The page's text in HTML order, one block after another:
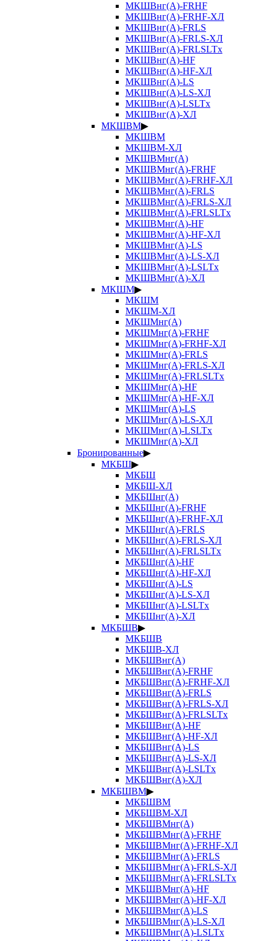
МКШВнг(А)-FRHF
МКШВнг(А)-FRHF-ХЛ
МКШВнг(А)-FRLS
МКШВнг(А)-FRLS-ХЛ
МКШВнг(А)-FRLSLTx
МКШВнг(А)-HF
МКШВнг(А)-HF-ХЛ
МКШВнг(А)-LS
МКШВнг(А)-LS-ХЛ
МКШВнг(А)-LSLTx
МКШВнг(А)-ХЛ
МКШВМ▶
МКШВМ
МКШВМ-ХЛ
МКШВМнг(А)
МКШВМнг(А)-FRHF
МКШВМнг(А)-FRHF-ХЛ
МКШВМнг(А)-FRLS
МКШВМнг(А)-FRLS-ХЛ
МКШВМнг(А)-FRLSLTx
МКШВМнг(А)-HF
МКШВМнг(А)-HF-ХЛ
МКШВМнг(А)-LS
МКШВМнг(А)-LS-ХЛ
МКШВМнг(А)-LSLTx
МКШВМнг(А)-ХЛ
МКШМ▶
МКШМ
МКШМ-ХЛ
МКШМнг(А)
МКШМнг(А)-FRHF
МКШМнг(А)-FRHF-ХЛ
МКШМнг(А)-FRLS
МКШМнг(А)-FRLS-ХЛ
МКШМнг(А)-FRLSLTx
МКШМнг(А)-HF
МКШМнг(А)-HF-ХЛ
МКШМнг(А)-LS
МКШМнг(А)-LS-ХЛ
МКШМнг(А)-LSLTx
МКШМнг(А)-ХЛ
Бронированные▶
МКБШ▶
МКБШ
МКБШ-ХЛ
МКБШнг(А)
МКБШнг(А)-FRHF
МКБШнг(А)-FRHF-ХЛ
МКБШнг(А)-FRLS
МКБШнг(А)-FRLS-ХЛ
МКБШнг(А)-FRLSLTx
МКБШнг(А)-HF
МКБШнг(А)-HF-ХЛ
МКБШнг(А)-LS
МКБШнг(А)-LS-ХЛ
МКБШнг(А)-LSLTx
МКБШнг(А)-ХЛ
МКБШВ▶
МКБШВ
МКБШВ-ХЛ
МКБШВнг(А)
МКБШВнг(А)-FRHF
МКБШВнг(А)-FRHF-ХЛ
МКБШВнг(А)-FRLS
МКБШВнг(А)-FRLS-ХЛ
МКБШВнг(А)-FRLSLTx
МКБШВнг(А)-HF
МКБШВнг(А)-HF-ХЛ
МКБШВнг(А)-LS
МКБШВнг(А)-LS-ХЛ
МКБШВнг(А)-LSLTx
МКБШВнг(А)-ХЛ
МКБШВМ▶
МКБШВМ
МКБШВМ-ХЛ
МКБШВМнг(А)
МКБШВМнг(А)-FRHF
МКБШВМнг(А)-FRHF-ХЛ
МКБШВМнг(А)-FRLS
МКБШВМнг(А)-FRLS-ХЛ
МКБШВМнг(А)-FRLSLTx
МКБШВМнг(А)-HF
МКБШВМнг(А)-HF-ХЛ
МКБШВМнг(А)-LS
МКБШВМнг(А)-LS-ХЛ
МКБШВМнг(А)-LSLTx